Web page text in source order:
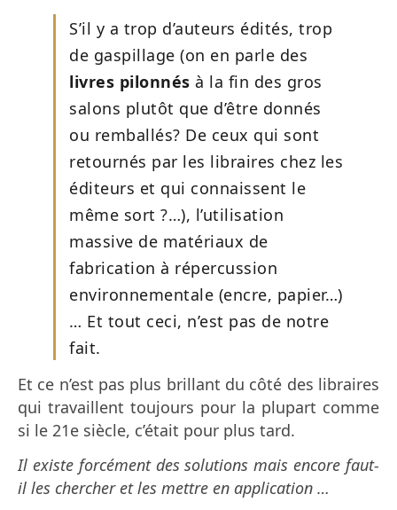
S’il y a trop d’auteurs édités, trop
de gaspillage (on en parle des
livres pilonnés à la fin des gros
salons plutôt que d’être donnés
ou remballés? De ceux qui sont
retournés par les libraires chez les
éditeurs et qui connaissent le
même sort ?…), l’utilisation
massive de matériaux de
fabrication à répercussion
environnementale (encre, papier…)
… Et tout ceci, n’est pas de notre
fait.
Et ce n’est pas plus brillant du côté des libraires
qui travaillent toujours pour la plupart comme
si le 21e siècle, c’était pour plus tard.
Il existe forcément des solutions mais encore faut-
il les chercher et les mettre en application …